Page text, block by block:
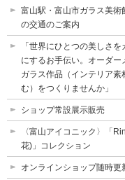
富山駅・富山市ガラス美術
の交通のご案内
「世界にひとつの美しさを
にするお手伝い。オーダー
ガラス作品（インテリア素
む）をつくりませんか」
ショップ常設展示販売
〈富山アイコニック〉「
花)」コレクション
オンラインショップ随時更